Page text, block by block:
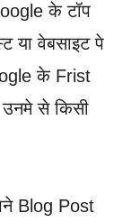
के टॉप
या वेबसाइट पे
के Frist
से किसी
Blog Post